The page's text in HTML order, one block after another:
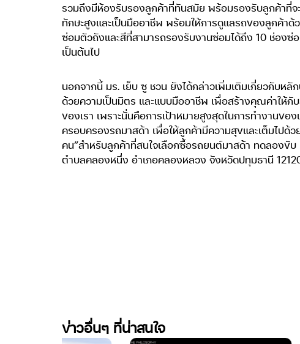
รวมถึงมีห้องรับรองลูกค้าที่ทันสมัย พร้อมรองรับลูกค้าที่จ
ทักษะสูงและเป็นมืออาชีพ พร้อมให้การดูแลรถของลูกค้า
ซ่อมตัวถังและสีที่สามารถรองรับงานซ่อมได้ถึง 10 ช่องซ่
เป็นต้นไป
นอกจากนี้ มร. เย็บ ซู ชวน ยังได้กล่าวเพิ่มเติมเกี่ยวกับห
ด้วยความเป็นมิตร และแบบมืออาชีพ เพื่อสร้างคุณค่าให้กั
ของเรา เพราะนั่นคือการเป้าหมายสูงสุดในการทำงานขอ
ครอบครองรถมาสด้า เพื่อให้ลูกค้ามีความสุขและเต็มไปด้
คน”สำหรับลูกค้าที่สนใจเลือกซื้อรถยนต์มาสด้า ทดลองขั
ตำบลคลองหนึ่ง อำเภอคลองหลวง จังหวัดปทุมธานี
ข่าวอื่นๆ ที่น่าสนใจ